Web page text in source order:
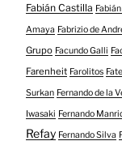
Fabián Castilla
Amaya Fabrizio de
Grupo Facundo Galli
Farenheit Farolitos
Surkan Fernando de la
Iwasaki Fernando
Refay Fernando Silva